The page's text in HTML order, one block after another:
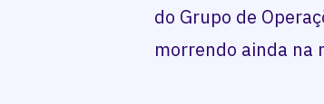
do Grupo de
morrendo ainda na